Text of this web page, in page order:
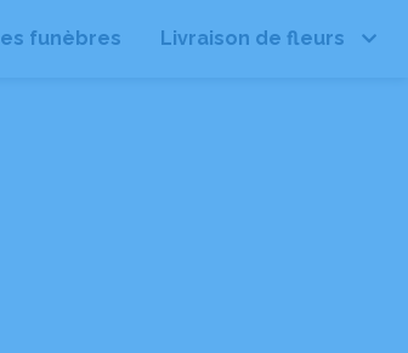
funèbres Livraison de fleurs